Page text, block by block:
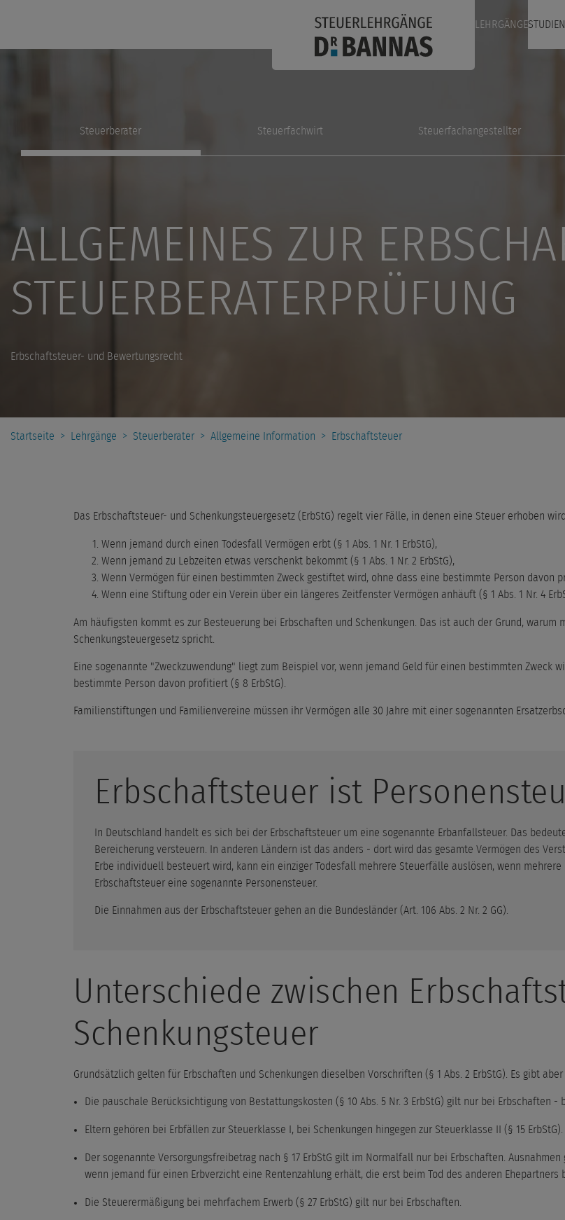
LEHRGÄNGE
Steuerberater Steuerfachwirt Steuerfachangestellter
ALLGEMEINES ZUR
STEUERBERATERPRÜFUNG
Erbschaftsteuer- und Bewertungsrecht
Startseite > Lehrgänge > Steuerberater > Allgemeine Information > Erbschaftsteuer
Das Erbschaftsteuer- und Schenkungsteuergesetz (ErbStG) regelt vier Fälle, in denen eine Steuer erhoben
Wenn jemand durch einen Todesfall Vermögen erbt (§ 1 Abs. 1 Nr. 1 ErbStG),
Wenn jemand zu Lebzeiten etwas verschenkt bekommt (§ 1 Abs. 1 Nr. 2 ErbStG),
Wenn Vermögen für einen bestimmten Zweck gestiftet wird, ohne dass eine bestimmte Person davon
Wenn eine Stiftung oder ein Verein über ein längeres Zeitfenster Vermögen anhäuft (§ 1 Abs. 1 Nr. 4
Am häufigsten kommt es zur Besteuerung bei Erbschaften und Schenkungen. Das ist auch der Grund, warum
Schenkungsteuergesetz spricht.
Eine sogenannte "Zweckzuwendung" liegt zum Beispiel vor, wenn jemand Geld für einen bestimmten Zweck
bestimmte Person davon profitiert (§ 8 ErbStG).
Familienstiftungen und Familienvereine müssen ihr Vermögen alle 30 Jahre mit einer sogenannten
Erbschaftsteuer ist
In Deutschland handelt es sich bei der Erbschaftsteuer um eine sogenannte Erbanfallsteuer. Das
Bereicherung versteuern. In anderen Ländern ist das anders - dort wird das gesamte Vermögen des
Erbe individuell besteuert wird, kann ein einziger Todesfall mehrere Steuerfälle auslösen, wenn
Erbschaftsteuer eine sogenannte Personensteuer.
Die Einnahmen aus der Erbschaftsteuer gehen an die Bundesländer (Art. 106 Abs. 2 Nr. 2 GG).
Unterschiede zwischen
Schenkungsteuer
Grundsätzlich gelten für Erbschaften und Schenkungen dieselben Vorschriften (§ 1 Abs. 2 ErbStG). Es gibt
Die pauschale Berücksichtigung von Bestattungskosten (§ 10 Abs. 5 Nr. 3 ErbStG) gilt nur bei Erbschaften -
Eltern gehören bei Erbfällen zur Steuerklasse I, bei Schenkungen hingegen zur Steuerklasse II (§ 15 ErbStG).
Der sogenannte Versorgungsfreibetrag nach § 17 ErbStG gilt im Normalfall nur bei Erbschaften.
wenn jemand für einen Erbverzicht eine Rentenzahlung erhält, die erst beim Tod des anderen Ehepartners
Die Steuerermäßigung bei mehrfachem Erwerb (§ 27 ErbStG) gilt nur bei Erbschaften.